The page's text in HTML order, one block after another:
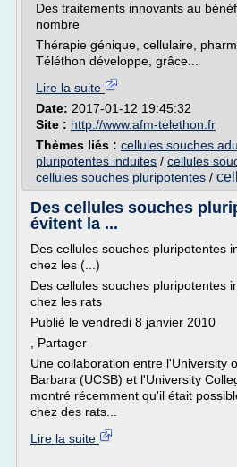
Des traitements innovants au
nombre
Thérapie génique, cellulaire,
Téléthon développe, grâce...
Lire la suite
Date: 2017-01-12 19:45:32
Site : http://www.afm-telethon.fr
Thèmes liés : cellules souches
pluripotentes induites / cellules
cellules souches pluripotentes /
Des cellules souches
évitent la ...
Des cellules souches pluripotentes
chez les (...)
Des cellules souches pluripotentes
chez les rats
Publié le vendredi 8 janvier 2010
, Partager
Une collaboration entre l'University
Barbara (UCSB) et l'University
montré récemment qu'il était
chez des rats...
Lire la suite